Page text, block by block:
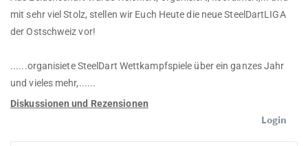
mit sehr viel Stolz, stellen wir Euch Heute die neue SteelDartLIGA
der Ostschweiz vor!
......organisiete SteelDart Wettkampfspiele über ein ganzes Jahr
und vieles mehr,......
Diskussionen und Rezensionen
Login